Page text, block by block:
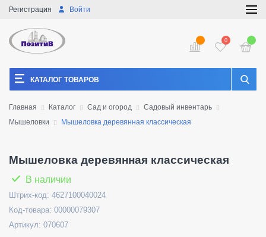
Войти
Регистрация
0
КАТАЛОГ ТОВАРОВ
Главная Каталог Сад и огород
Садовый инвентарь
Мышеловки
Мышеловка деревянная классическая
Мышеловка деревянная классическая
В наличии
Штрих-код: 4627100040024
Код-товара: 00000079307
Артикул: 070607